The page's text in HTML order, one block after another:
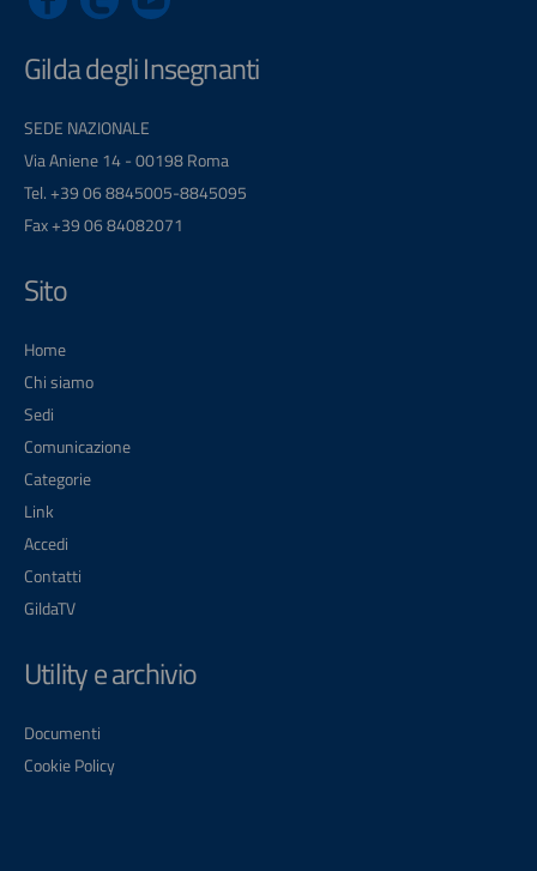
Gilda degli Insegnanti
SEDE NAZIONALE
Via Aniene 14 - 00198 Roma
Tel. +39 06 8845005-8845095
Fax +39 06 84082071
Sito
Home
Chi siamo
Sedi
Comunicazione
Categorie
Link
Accedi
Contatti
GildaTV
Utility e archivio
Documenti
Cookie Policy